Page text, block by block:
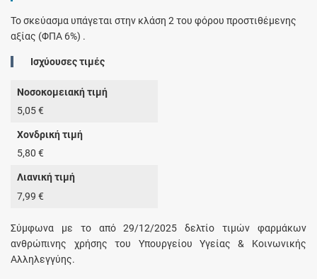
Το σκεύασμα υπάγεται στην κλάση 2 του φόρου προστιθέμενης
αξίας (ΦΠΑ 6%) .
Ισχύουσες τιμές
Νοσοκομειακή τιμή
5,05 €
Χονδρική τιμή
5,80 €
Λιανική τιμή
7,99 €
Σύμφωνα με το από 29/12/2025 δελτίο τιμών φαρμάκων
ανθρώπινης χρήσης του Υπουργείου Υγείας & Κοινωνικής
Αλληλεγγύης.